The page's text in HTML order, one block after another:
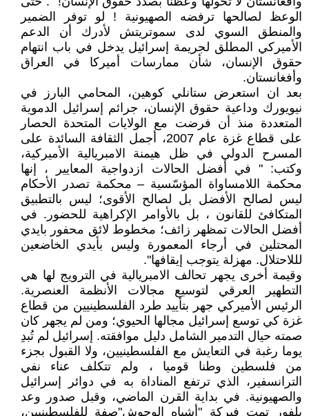
الوعظ لصالحها ترفضه الصهيونية ! لو توفر الضمير
والمنطق السوي لدى سموتريتش لأدرك أن الدعم
الأميركي المطلق لجريمة إسرائيل يدخل في باب انتهام
حقوق الإنسان، شأن ممارسات أميركا في العراق
وأفغانستان.
بعد ان استعرض ستانلي كوهين، المحامي البارز في
نيويورك وداعية حقوق الإنسان، جرائم إسرائيل الدموية
المتعددة منذ أن فرضت مع الولايات المتحدة الحصار
على قطاع غزة عام 2007، أجمل الثقافة السائدة على
المسرح الدولي في ظل هيمنة الامبريالية الأميركية،
وكتب: " في أفضل الحالات ازدواجية المعايير ، إنها
محكمة اللامساواة المؤسّسية – محكمة تصدر الأحكام
ليس لصالح الأفضل بل لصالح الأقوى؛ ليس بالتطبيق
المتكافئ للقانون ، بل بالأوامر الإكراهية للحضور. في
أفضل الحالات تمظهر زائف؛ مخطوط لائق محفور بايدي
المحتلين في أرجاء المعمورة وليس بأيدي الخاضعين
لللاحتلال. مهزلة يتوجب إيقافها".
وقيمة أخرى يجهر تحالف الامبريالية في الترويج لها هي
التطهير العرقي لتوسيع مجالات الأنظمة العنصرية.
الرئيس الأميركي جهر بتأييد طرد الفلسطينيين من قطاع
غزة كي توسع إسرائيل مجالها الحيوي؛ ومن لم يجهر كان
صمته حيال التدمير الشامل دليل موافقته. إسرائيل لم تُبدِ
يوما رغبة في التعايش مع الفلسطينيين، ولا القبول بجزء
من فلسطين وطنا قوميا ، ولم تتكلف عناء نفي
الترانسفير، الذي ترتفع المناداة به في دوائر إسرائيل
والصهيونية. في بداية القرن الماضي، وقبل صدور وعد
بلفور تمت فبركة "أشباه الوحوش"صفة للفلسطينيين،